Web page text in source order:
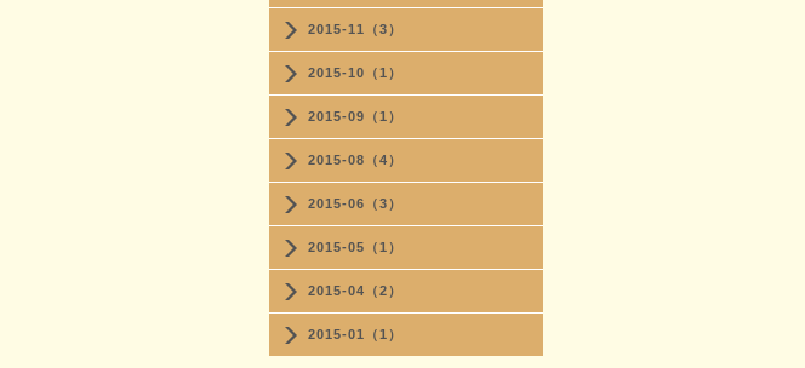
2015-11（3）
2015-10（1）
2015-09（1）
2015-08（4）
2015-06（3）
2015-05（1）
2015-04（2）
2015-01（1）